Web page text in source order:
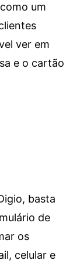
um
ver em
e o cartão
basta
de
os
celular e